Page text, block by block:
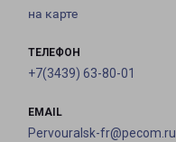
на карте
ТЕЛЕФОН
+7(3439) 63-80-01
EMAIL
Pervouralsk-fr@pecom.ru